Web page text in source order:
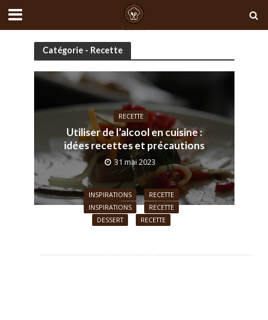
Catégorie - Recette
RECETTE
Utiliser de l’alcool en cuisine :
idées recettes et précautions
31 mai 2023
INSPIRATIONS RECETTE
Quelles sont les recettes
cajuns phares ?
INSPIRATIONS RECETTE
Les herbes aromatiques à
14 juin 2018
DESSERT RECETTE